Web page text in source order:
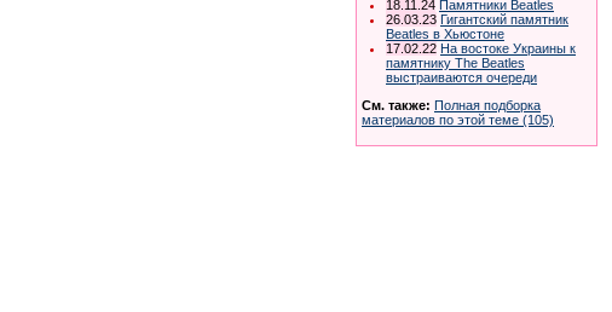
18.11.24 Памятники Beatles
26.03.23 Гигантский памятник
Beatles в Хьюстоне
17.02.22 На востоке Украины к
памятнику The Beatles
выстраиваются очереди
См. также: Полная подборка
материалов по этой теме (105)